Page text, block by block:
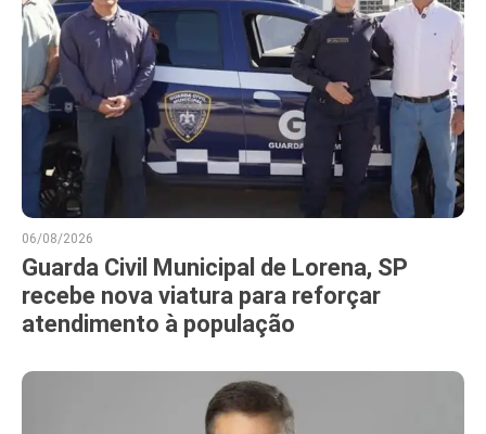
06/08/2026
Guarda Civil Municipal de Lorena, SP
recebe nova viatura para reforçar
atendimento à população